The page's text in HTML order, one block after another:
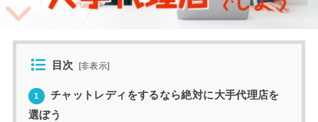
目次 [非表示]
1
チャットレディをするなら絶対に大手代理店を
選ぼう